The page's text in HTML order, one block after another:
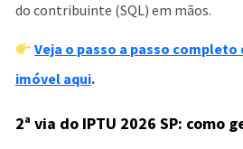
do contribuinte (SQL) em mãos.
Veja o passo a passo completo
imóvel aqui.
2ª via do IPTU 2026 SP: como